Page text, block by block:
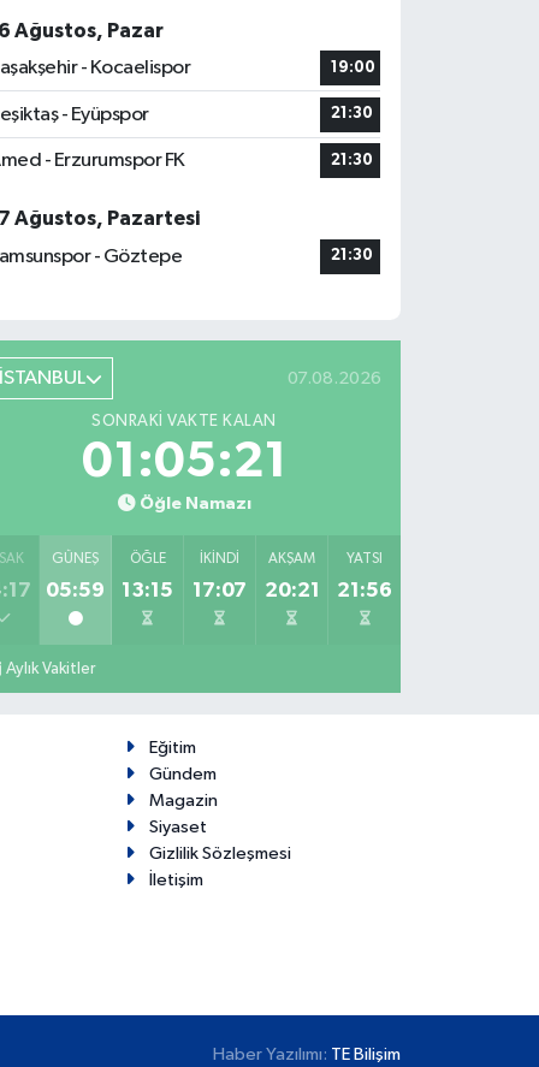
Ağustos, Pazar
- Kocaelispor
19:00
- Eyüpspor 21:30
- Erzurumspor FK 21:30
Ağustos, Pazartesi
- Göztepe
21:30
İSTANBUL 07.08.2026
SONRAKI VAKTE KALAN
01:05:21
Öğle Namazı
GÜNEŞ
05:59
ÖĞLE
13:15
İKINDI
17:07
AKŞAM
20:21
YATSI
21:56
Aylık Vakitler
Eğitim
Gündem
Magazin
Siyaset
Gizlilik Sözleşmesi
İletişim
Haber Yazılımı: TE Bilişim